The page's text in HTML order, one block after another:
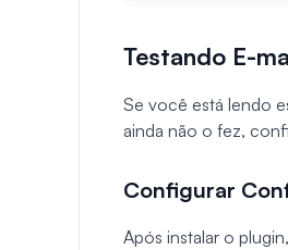
Testando E-
Se você está lendo
ainda não o fez,
Configurar
Após instalar o